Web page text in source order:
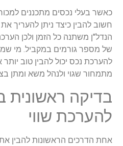
כאשר בעלי נכסים מתכננים
חשוב להבין כיצד ניתן להעריך
הנדל"ן משתנה כל הזמן ולכן
של מספר גורמים במקביל. מי
להערכת נכס יכול להבין טוב
מתמחור שגוי ולנהל משא ומתן
בדיקה ראשונית
להערכת שווי
אחת הדרכים הראשונות להבין